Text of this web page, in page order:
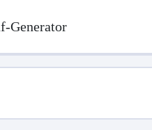
Generator